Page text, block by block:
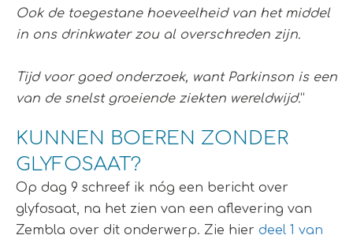
Ook de toegestane hoeveelheid van het middel
in ons drinkwater zou al overschreden zijn.
Tijd voor goed onderzoek, want Parkinson is een
van de snelst groeiende ziekten wereldwijd.“
KUNNEN BOEREN ZONDER
GLYFOSAAT?
Op dag 9 schreef ik nóg een bericht over
glyfosaat, na het zien van een aflevering van
Zembla over dit onderwerp. Zie hier deel 1 van